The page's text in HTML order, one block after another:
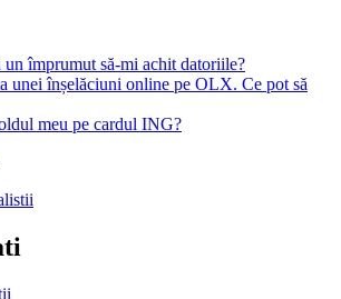
un împrumut să-mi achit datoriile?
unei înșelăciuni online pe OLX. Ce pot să
meu pe cardul ING?